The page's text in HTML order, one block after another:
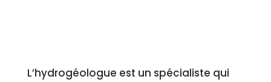
L’hydrogéologue est un spécialiste qui